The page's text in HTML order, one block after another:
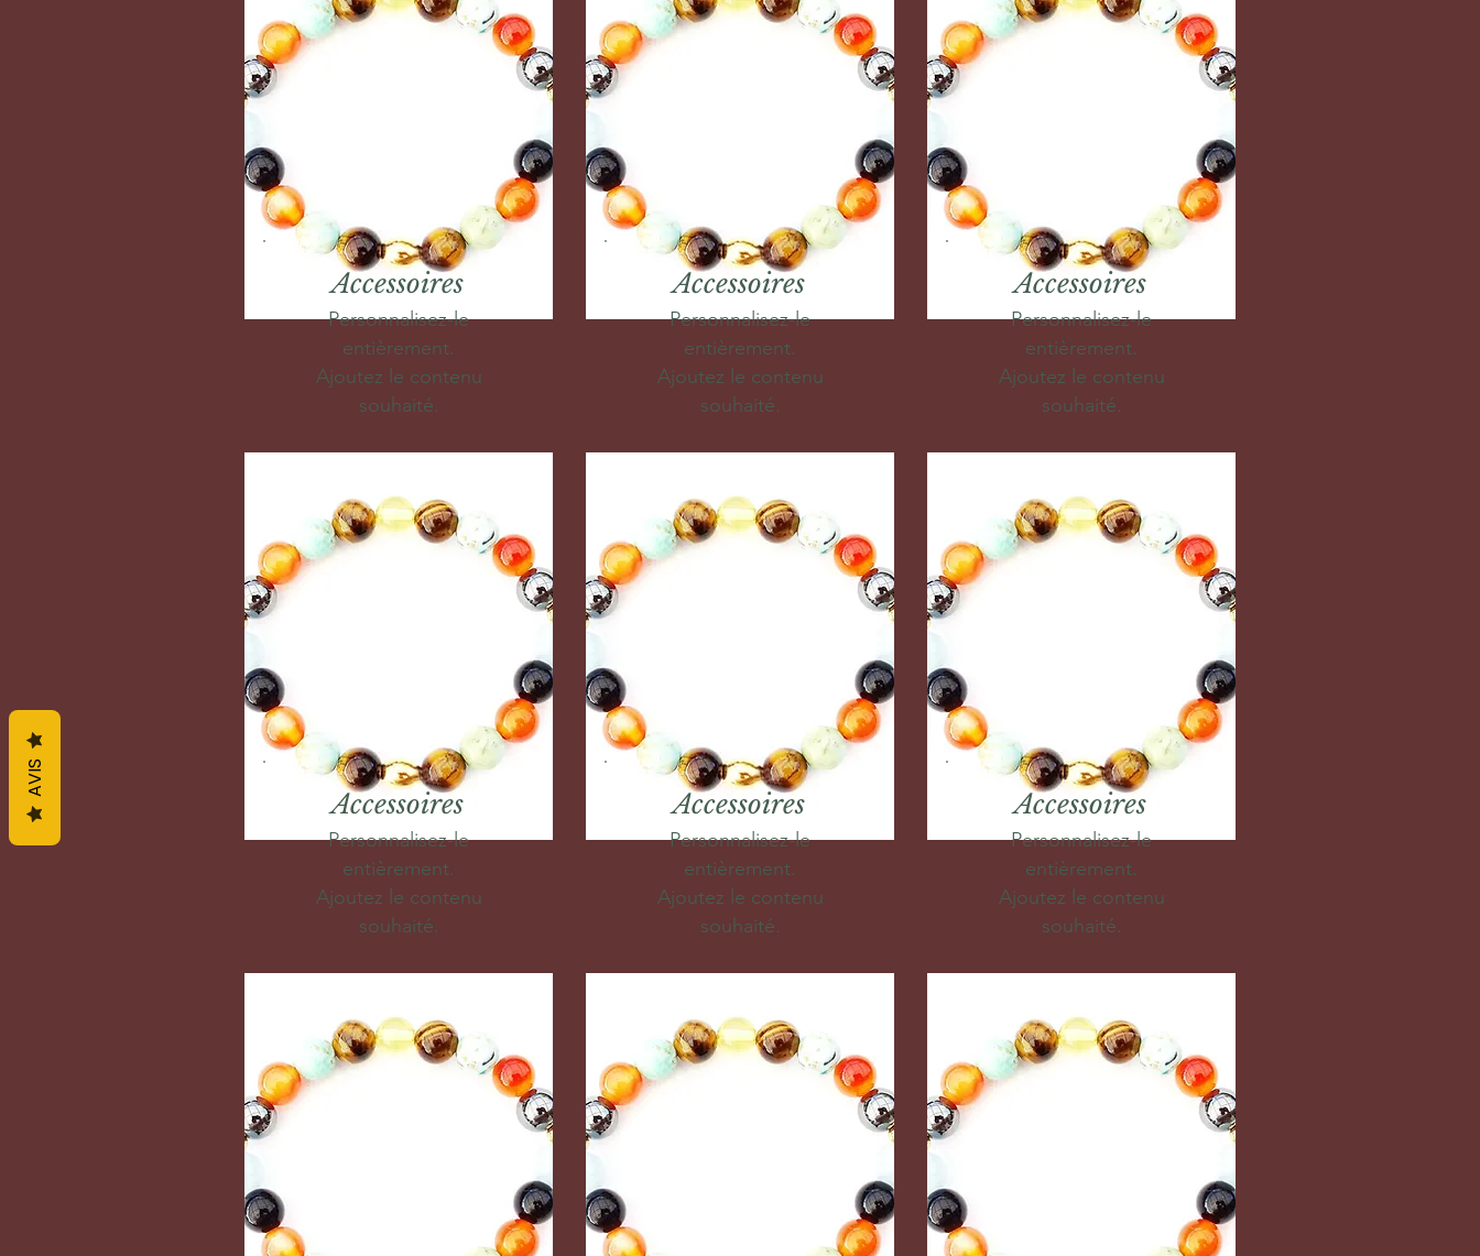
Accessoires
Personnalisez-le
entièrement.
Ajoutez le contenu
souhaité.
Accessoires
Personnalisez-le
entièrement.
Ajoutez le contenu
souhaité.
Accessoires
Personnalisez-le
entièrement.
Ajoutez le contenu
souhaité.
Accessoires
Personnalisez-le
entièrement.
Ajoutez le contenu
souhaité.
Accessoires
Personnalisez-le
entièrement.
Ajoutez le contenu
souhaité.
Accessoires
Personnalisez-le
entièrement.
Ajoutez le contenu
souhaité.
AVIS